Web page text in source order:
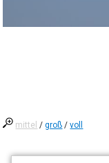
mittel /groß /voll